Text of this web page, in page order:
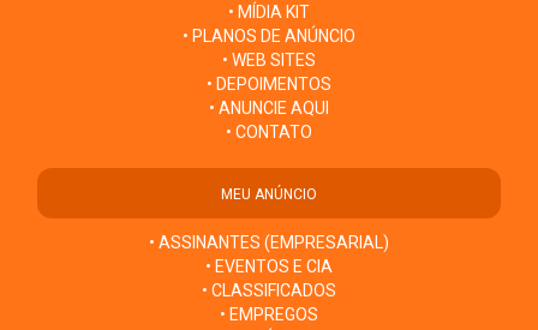
• MÍDIA KIT
• PLANOS DE ANÚNCIO
• WEB SITES
• DEPOIMENTOS
• ANUNCIE AQUI
• CONTATO
MEU ANÚNCIO
• ASSINANTES (EMPRESARIAL)
• EVENTOS E CIA
• CLASSIFICADOS
• EMPREGOS